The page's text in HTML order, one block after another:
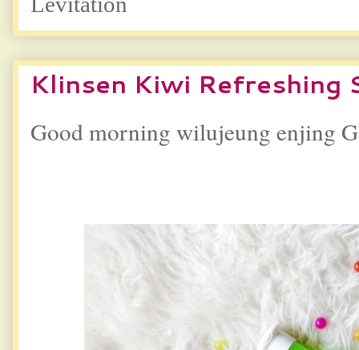
Klinsen Kiwi Refreshing
Good morning wilujeung enjing